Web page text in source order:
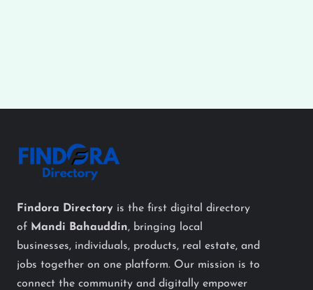
Findora Directory is the first digital directory
of Mandi Bahauddin, bringing local
businesses, individuals, products, real estate, and
jobs together on one platform. Our mission is to
connect the community and digitally empower